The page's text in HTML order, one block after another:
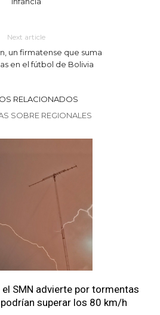
Next article
un firmatense que suma
en el fútbol de Bolivia
RELACIONADOS
SOBRE REGIONALES
SMN advierte por tormentas
superar los 80 km/h